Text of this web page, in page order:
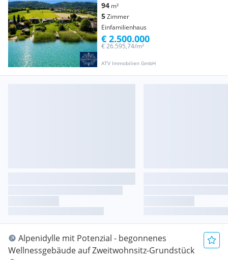
94 m²
5Zimmer
Einfamilienhaus
ATV Immobilien GmbH
€ 26.595,74/m²
€ 2.500.000
Alpenidylle mit Potenzial - begonnenes
Wellnessgebäude auf Zweitwohnsitz-Grundstück